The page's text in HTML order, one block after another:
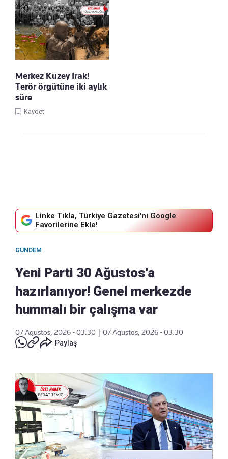
Merkez Kuzey Irak!
Terör örgütüne iki aylık
süre
Kaydet
Linke Tıkla, Türkiye Gazetesi'ni Google
Favorilerine Ekle!
GÜNDEM
Yeni Parti 30 Ağustos'a
hazırlanıyor! Genel merkezde
hummalı bir çalışma var
07 Ağustos, 2026 - 03:30
07 Ağustos, 2026 - 03:30
Paylaş